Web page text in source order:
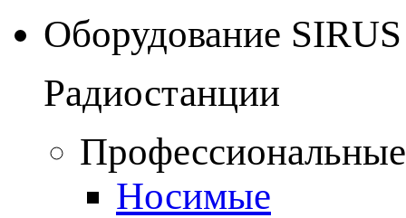
Оборудование SIRUS
Радиостанции
Носимые